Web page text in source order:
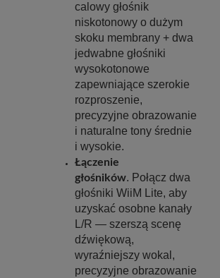
calowy głośnik
niskotonowy o dużym
skoku membrany + dwa
jedwabne głośniki
wysokotonowe
zapewniające szerokie
rozproszenie,
precyzyjne obrazowanie
i naturalne tony średnie
i wysokie.
Łączenie
głośników. Połącz dwa
głośniki WiiM Lite, aby
uzyskać osobne kanały
L/R — szerszą scenę
dźwiękową,
wyraźniejszy wokal,
precyzyjne obrazowanie